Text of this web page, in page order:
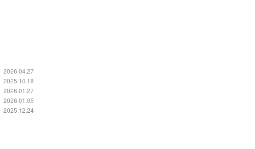
2026.04.27
2025.10.18
2026.01.27
2026.01.05
2025.12.24